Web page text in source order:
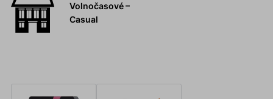
Volnočasové –
Casual